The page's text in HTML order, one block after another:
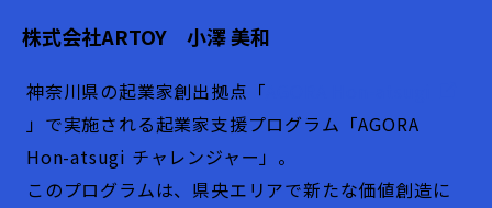
株式会社ARTOY 小澤 美和
神奈川県の起業家創出拠点「
」で実施される起業家支援プログラム「AGORA
Hon-atsugi チャレンジャー」。
このプログラムは、県央エリアで新たな価値創造に